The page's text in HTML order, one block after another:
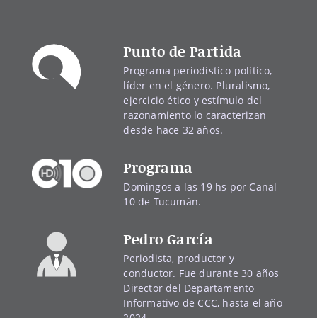
Punto de Partida
Programa periodístico político,
líder en el género. Pluralismo,
ejercicio ético y estímulo del
razonamiento lo caracterizan
desde hace 32 años.
Programa
Domingos a las 19 hs por Canal
10 de Tucumán.
Pedro García
Periodista, productor y
conductor. Fue durante 30 años
Director del Departamento
Informativo de CCC, hasta el año